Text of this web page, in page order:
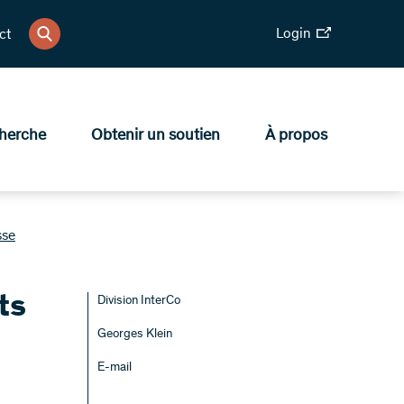
Login
Obtenir un soutien À propos
Division InterCo
Georges Klein
E-mail